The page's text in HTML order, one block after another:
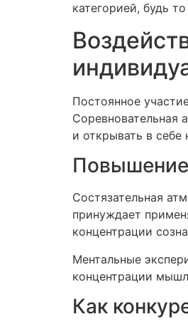
категорией, будь
Постоянное
Соревновательная
и открывать в себе
Повышение
Состязательная
принуждает
концентрации
Ментальные
концентрации
Как